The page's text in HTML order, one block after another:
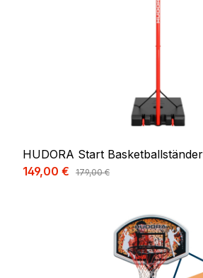
HUDORA Start
Verkaufspreis:
149,00 € Regulärer Preis:
179,00 €